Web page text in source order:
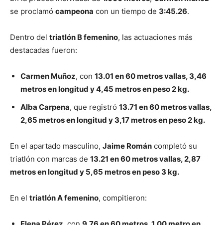
se proclamó campeona con un tiempo de 3:45.26.
Dentro del triatlón B femenino, las actuaciones más
destacadas fueron:
Carmen Muñoz, con 13.01 en 60 metros vallas, 3,46
metros en longitud y 4,45 metros en peso 2 kg.
Alba Carpena, que registró 13.71 en 60 metros vallas,
2,65 metros en longitud y 3,17 metros en peso 2 kg.
En el apartado masculino, Jaime Román completó su
triatlón con marcas de 13.21 en 60 metros vallas, 2,87
metros en longitud y 5,65 metros en peso 3 kg.
En el triatlón A femenino, compitieron: